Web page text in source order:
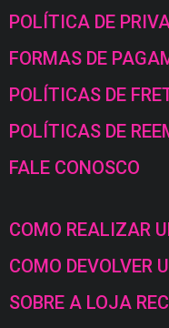
POLÍTICA DE
FORMAS DE
POLÍTICAS DE
POLÍTICAS DE
FALE CONOSCO
COMO REALIZAR
COMO DEVOLVER
SOBRE A LOJA